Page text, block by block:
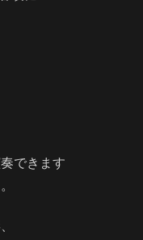
できます